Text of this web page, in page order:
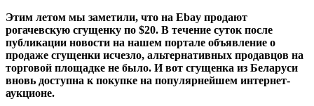
Этим летом мы заметили, что на Ebay продают
рогачевскую сгущенку по $20. В течение суток после
публикации новости на нашем портале объявление о
продаже сгущенки исчезло, альтернативных продавцов на
торговой площадке не было. И вот сгущенка из Беларуси
вновь доступна к покупке на популярнейшем интернет-
аукционе.